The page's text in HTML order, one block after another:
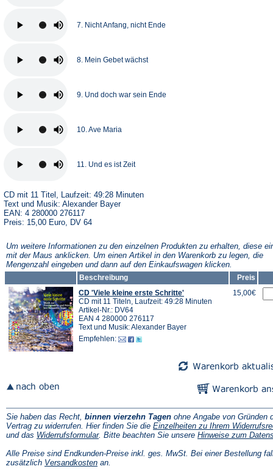
7. Nicht Anfang, nicht Ende
8. Mein Gebet wächst
9. Und doch war sein Ende
10. Ave Maria
11. Und es ist Zeit
CD mit 11 Titel, Laufzeit: 49:28 Minuten
Text und Musik: Alexander Bayer
EAN: 4 280000 276117
Preis: 15,00 Euro, DV 64
Um weitere Informationen zu den einzelnen Produkten zu erhalten, diese
mit der Maus anklicken. Um einen Artikel in den Warenkorb zu legen, die
Mengenzahl eingeben und dann auf den Einkaufswagen klicken.
Beschreibung
Preis
CD 'Viele kleine erste Schritte'
CD mit 11 Titeln, Laufzeit: 49:28 Minuten
Artikel-Nr.: DV64
EAN 4 280000 276117
Text und Musik: Alexander Bayer
Empfehlen:
15,00€
Sie haben das Recht, binnen vierzehn Tagen ohne Angabe von Gründen
Vertrag zu widerrufen. Hier finden Sie die Einzelheiten zu Ihrem
und das Widerrufsformular(Öffnet
einem
neuen
. Bitte beachten Sie unsere Hinweise zum
Alle Preise sind Endkunden-Preise inkl. ges. MwSt. Bei einer Bestellung
zusätzlich Versandkosten(Öffnet
an.